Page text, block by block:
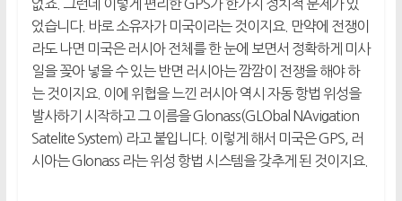
없죠. 그런데 이렇게 편리한 GPS가 한가지 정치적 문제가 있
었습니다. 바로 소유자가 미국이라는 것이지요. 만약에 전쟁이
라도 나면 미국은 러시아 전체를 한 눈에 보면서 정확하게 미사
일을 꽂아 넣을 수 있는 반면 러시아는 깜깜이 전쟁을 해야 하
는 것이지요. 이에 위협을 느낀 러시아 역시 자동 항법 위성을
발사하기 시작하고 그 이름을 Glonass(GLObal NAvigation
Satelite System) 라고 붙입니다. 이렇게 해서 미국은 GPS, 러
시아는 Glonass 라는 위성 항법 시스템을 갖추게 된 것이지요.